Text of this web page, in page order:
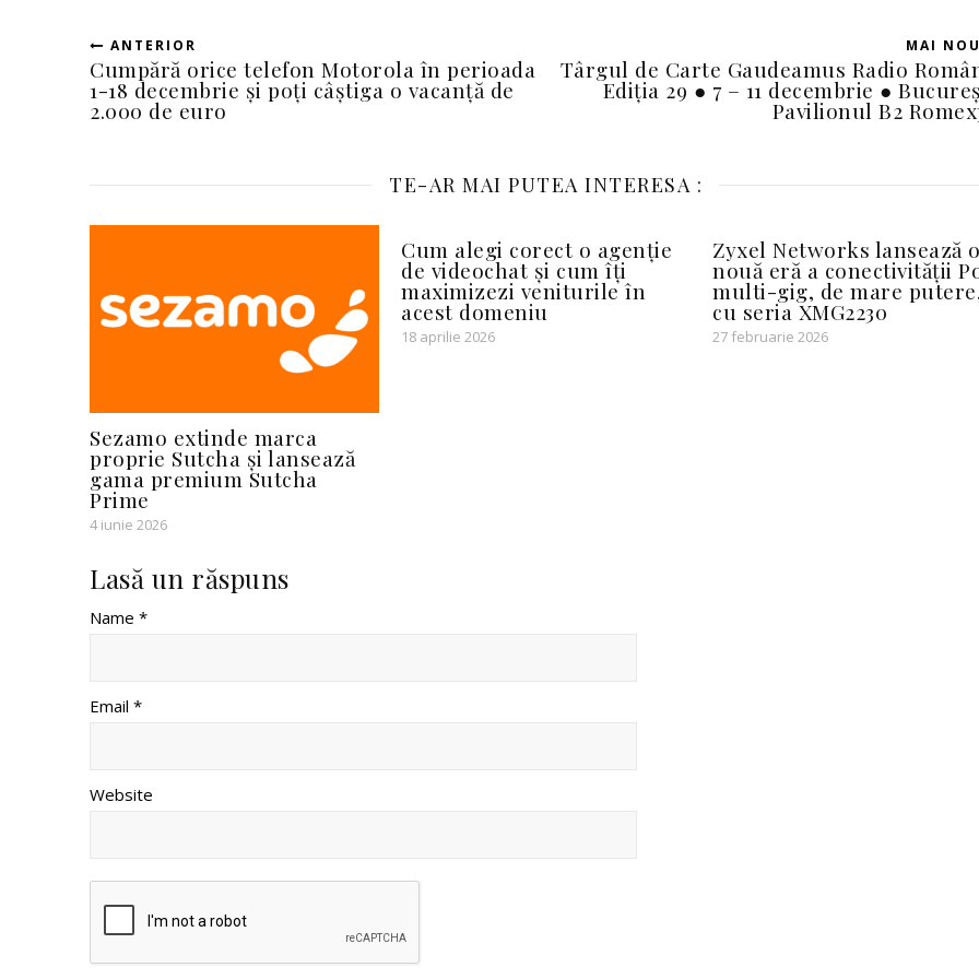
ANTERIOR
Cumpără orice telefon Motorola în perioada
1-18 decembrie și poți câștiga o vacanță de
2.000 de euro
MAI NOU
Târgul de Carte Gaudeamus Radio
Ediția 29 ● 7 – 11 decembrie ●
Pavilionul B2
TE-AR MAI PUTEA INTERESA :
Sezamo extinde marca
proprie Sutcha și lansează
gama premium Sutcha
Prime
4 iunie 2026
Cum alegi corect o agenție
de videochat și cum îți
maximizezi veniturile în
acest domeniu
18 aprilie 2026
Zyxel Networks lansează o
nouă eră a conectivității
multi-gig, de mare
cu seria XMG2230
27 februarie 2026
Lasă un răspuns
Name *
Email *
Website